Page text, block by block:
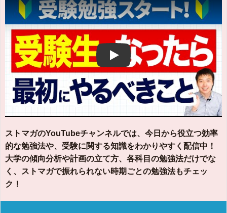
Play
ストマガのYouTubeチャンネルでは、今日から役立つ効率
的な勉強法や、受験に関する知識をわかりやすく配信中！
大学の傾向分析や計画の立て方、各科目の勉強法だけでな
く、ストマガで振れられない時期ごとの勉強法もチェッ
ク！